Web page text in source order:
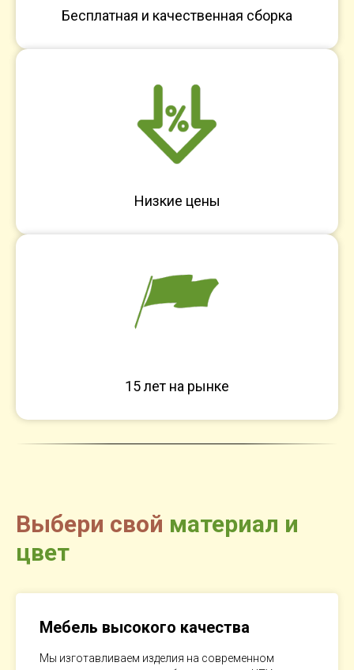
Бесплатная и качественная сборка
Низкие цены
15 лет на рынке
Выбери свой материал и
цвет
Мебель высокого качества
Мы изготавливаем изделия на современном